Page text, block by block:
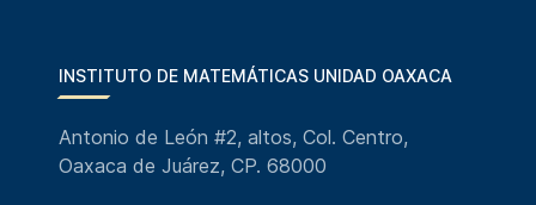
INSTITUTO DE MATEMÁTICAS UNIDAD OAXACA
Antonio de León #2, altos, Col. Centro,
Oaxaca de Juárez, CP. 68000